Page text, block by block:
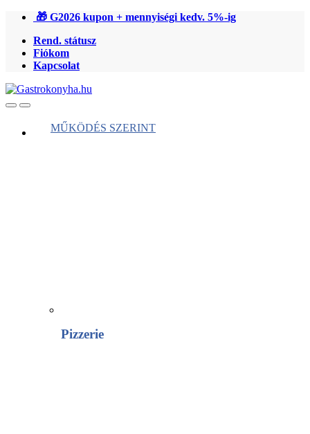
Ugrás
navigációhoz
Ugrás
tartalomra
🎁 G2026 kupon + mennyiségi kedv. 5%-ig
Rend. státusz
Fiókom
Kapcsolat
OpenClose
MŰKÖDÉS SZERINT
Pizzerie